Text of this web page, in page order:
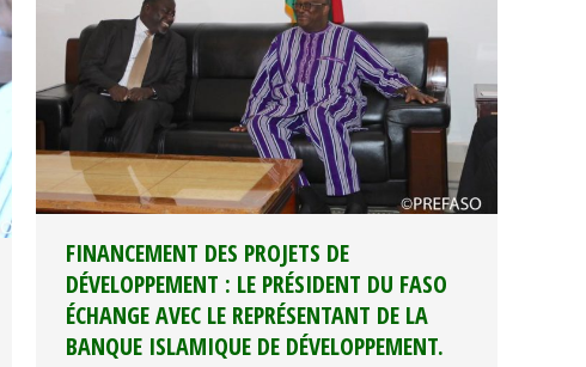
FINANCEMENT DES PROJETS DE
DÉVELOPPEMENT : LE PRÉSIDENT DU FASO
ÉCHANGE AVEC LE REPRÉSENTANT DE LA
BANQUE ISLAMIQUE DE DÉVELOPPEMENT.